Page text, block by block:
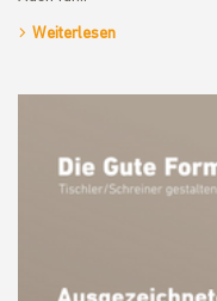
Weiterlesen